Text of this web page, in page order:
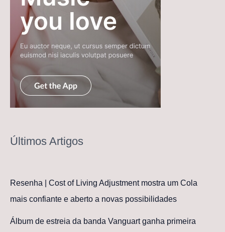
Últimos Artigos
Resenha | Cost of Living Adjustment mostra um Cola
mais confiante e aberto a novas possibilidades
Álbum de estreia da banda Vanguart ganha primeira